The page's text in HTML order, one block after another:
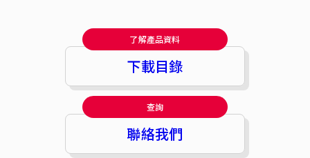
了解產品資料
下載目錄
查詢
聯絡我們